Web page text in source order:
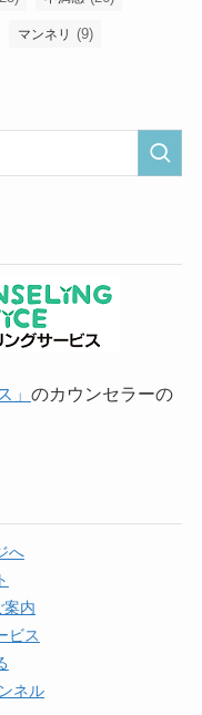
マンネリ (9)
」 のカウンセラーの
へ
案内
ビス
ネル